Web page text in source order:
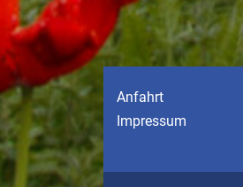
Anfahrt
Impressum